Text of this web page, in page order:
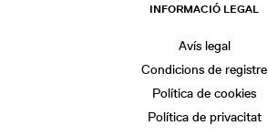
INFORMACIÓ LEGAL
Avís legal
Condicions de registre
Política de cookies
Política de privacitat